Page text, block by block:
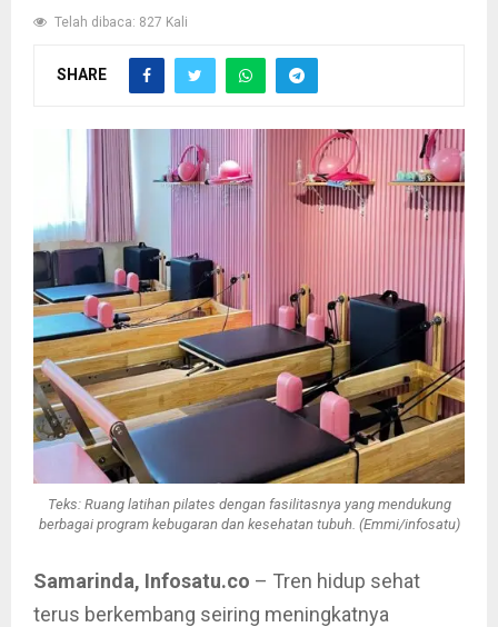
Telah dibaca: 827 Kali
SHARE
Teks: Ruang latihan pilates dengan fasilitasnya yang mendukung
berbagai program kebugaran dan kesehatan tubuh. (Emmi/infosatu)
Samarinda, Infosatu.co – Tren hidup sehat
terus berkembang seiring meningkatnya